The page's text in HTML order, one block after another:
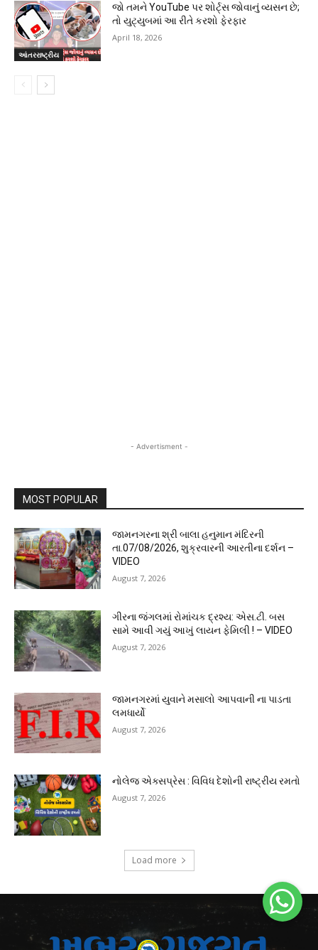
આંતરરાષ્ટ્રીય
જો તમને YouTube પર શોર્ટ્સ જોવાનું વ્યસન છે;
તો યુટ્યુબમાં આ રીતે કરશો ફેરફાર
April 18, 2026
- Advertisment -
MOST POPULAR
જામનગરના શ્રી બાલા હનુમાન મંદિરની
તા.07/08/2026, શુક્રવારની આરતીના દર્શન –
VIDEO
August 7, 2026
ગીરના જંગલમાં રોમાંચક દ્રશ્ય: એસ.ટી. બસ
સામે આવી ગયું આખું લાયન ફેમિલી ! – VIDEO
August 7, 2026
જામનગરમાં યુવાને મસાલો આપવાની ના પાડતા
લમધાર્યો
August 7, 2026
નોલેજ એક્સપ્રેસ : વિવિધ દેશોની રાષ્ટ્રીય રમતો
August 7, 2026
Load more